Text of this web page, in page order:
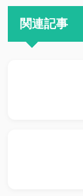
関連記事